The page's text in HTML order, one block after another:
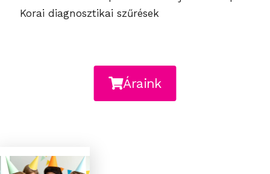
Korai diagnosztikai szűrések
Áraink